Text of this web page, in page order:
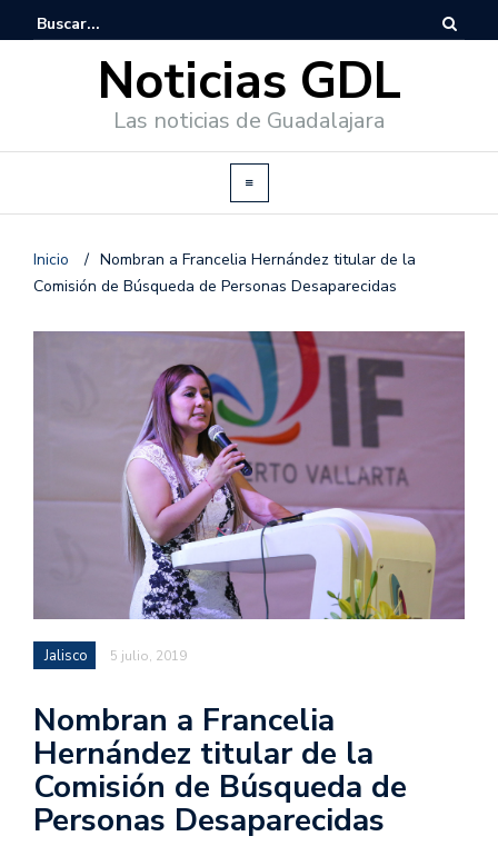
Noticias GDL
Las noticias de Guadalajara
Inicio / Nombran a Francelia Hernández titular de la
Comisión de Búsqueda de Personas Desaparecidas
Jalisco 5 julio, 2019
Nombran a Francelia
Hernández titular de la
Comisión de Búsqueda de
Personas Desaparecidas